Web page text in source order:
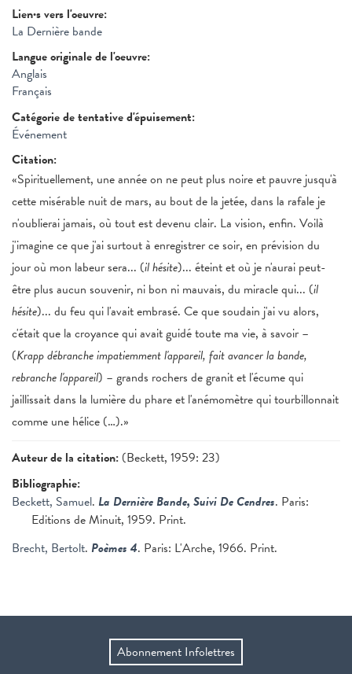
Lien·s vers l'oeuvre:
La Dernière bande
Langue originale de l'oeuvre:
Anglais
Français
Catégorie de tentative d'épuisement:
Événement
Citation:
«Spirituellement, une année on ne peut plus noire et pauvre jusqu'à
cette misérable nuit de mars, au bout de la jetée, dans la rafale je
n'oublierai jamais, où tout est devenu clair. La vision, enfin. Voilà
j'imagine ce que j'ai surtout à enregistrer ce soir, en prévision du
jour où mon labeur sera... (il hésite)... éteint et où je n'aurai peut-
être plus aucun souvenir, ni bon ni mauvais, du miracle qui... (il
hésite)... du feu qui l'avait embrasé. Ce que soudain j'ai vu alors,
c'était que la croyance qui avait guidé toute ma vie, à savoir –
(Krapp débranche impatiemment l'appareil, fait avancer la bande,
rebranche l'appareil) – grands rochers de granit et l'écume qui
jaillissait dans la lumière du phare et l'anémomètre qui tourbillonnait
comme une hélice (…).»
Auteur de la citation: (Beckett, 1959: 23)
Bibliographie:
Beckett, Samuel. La Dernière Bande, Suivi De Cendres. Paris:
Editions de Minuit, 1959. Print.
Brecht, Bertolt. Poèmes 4. Paris: L'Arche, 1966. Print.
Abonnement Infolettres